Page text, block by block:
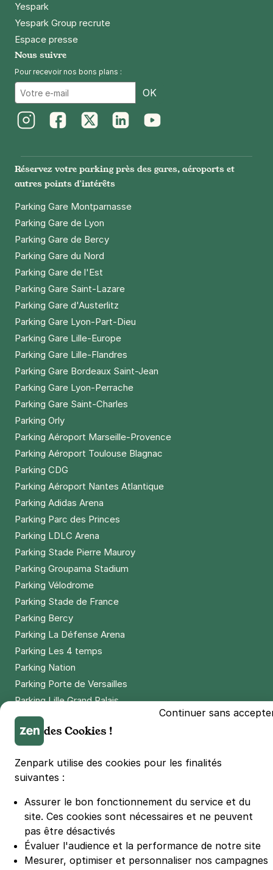
Yespark
Yespark Group recrute
Espace presse
Nous suivre
Pour recevoir nos bons plans :
OK
Réservez votre parking près des gares, aéroports et
autres points d'intérêts
Parking Gare Montparnasse
Parking Gare de Lyon
Parking Gare de Bercy
Parking Gare du Nord
Parking Gare de l'Est
Parking Gare Saint-Lazare
Parking Gare d'Austerlitz
Parking Gare Lyon-Part-Dieu
Parking Gare Lille-Europe
Parking Gare Lille-Flandres
Parking Gare Bordeaux Saint-Jean
Parking Gare Lyon-Perrache
Parking Gare Saint-Charles
Parking Orly
Parking Aéroport Marseille-Provence
Parking Aéroport Toulouse Blagnac
Parking CDG
Parking Aéroport Nantes Atlantique
Parking Adidas Arena
Parking Parc des Princes
Parking LDLC Arena
Parking Stade Pierre Mauroy
Parking Groupama Stadium
Parking Vélodrome
Parking Stade de France
Parking Bercy
Parking La Défense Arena
Parking Les 4 temps
Parking Nation
Parking Porte de Versailles
Parking Lille Grand Palais
Parking Euralille
Parking Casino Barrière Lille
🌍 Passer de 130 à 110 km/h sur autoroute réduit votre
© Zenpark 2012 - 2026 - Tous droits réservés - Fabriqué avec soin à
Rennes et Paris
Continuer sans
des Cookies !
Zenpark utilise des cookies pour les finalités
suivantes :
Assurer le bon fonctionnement du service et du
site. Ces cookies sont nécessaires et ne peuvent
pas être désactivés
Évaluer l'audience et la performance de notre site
Mesurer, optimiser et personnaliser nos campagnes